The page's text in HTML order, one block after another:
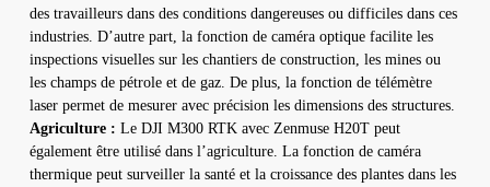
des travailleurs dans des conditions dangereuses ou difficiles dans ces
industries. D’autre part, la fonction de caméra optique facilite les
inspections visuelles sur les chantiers de construction, les mines ou
les champs de pétrole et de gaz. De plus, la fonction de télémètre
laser permet de mesurer avec précision les dimensions des structures.
Agriculture : Le DJI M300 RTK avec Zenmuse H20T peut
également être utilisé dans l’agriculture. La fonction de caméra
thermique peut surveiller la santé et la croissance des plantes dans les